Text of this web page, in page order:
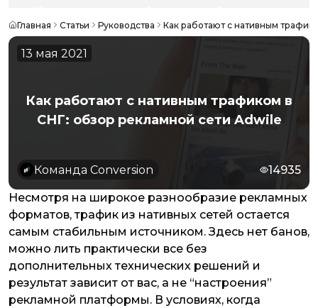
Главная Статьи Руководства Как работают с нативным
13 мая 2021
Как работают с нативным трафиком в
СНГ: обзор рекламной сети Adwile
Команда Conversion 14935
Несмотря на широкое разнообразие рекламных
форматов, трафик из нативных сетей остается
самым стабильным источником. Здесь нет банов,
можно лить практически все без
дополнительных технических решений и
результат зависит от вас, а не “настроения”
рекламной платформы. В условиях, когда